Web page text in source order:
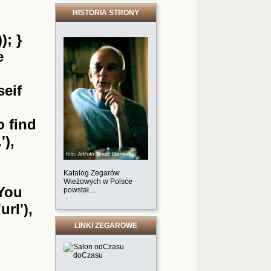
}
find
HISTORIA STRONY
Katalog Zegarów
Wieżowych w Polsce
powstał....
LINKI ZEGAROWE